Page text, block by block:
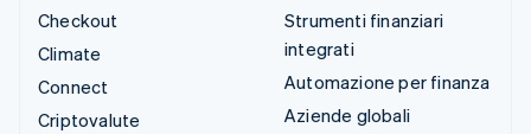
Checkout
Climate
Connect
Criptovalute
Strumenti finanziari
integrati
Automazione per finanza
Aziende globali